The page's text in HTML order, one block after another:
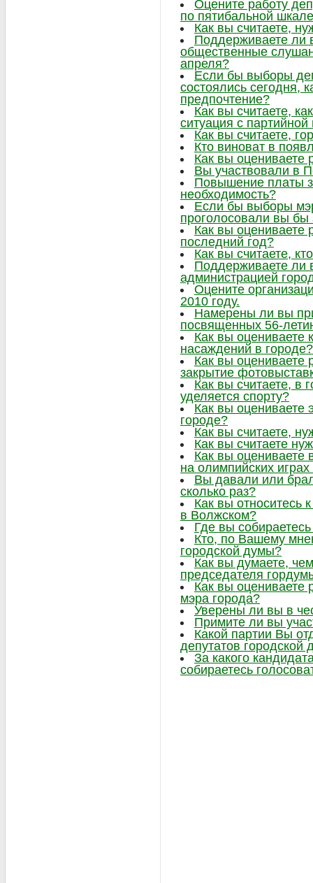
Оцените работу
по пятибальной шкале
Как вы считаете,
Поддерживаете ли
общественные
апреля?
Если бы выборы
состоялись сегодня,
предпочтение?
Как вы считаете,
ситуация с
Как вы считаете,
Кто виноват в
Как вы оцениваете
Вы участвовали в
Повышение платы
необходимость?
Если бы выборы
проголосовали вы
Как вы оцениваете
последний год?
Как вы считаете,
Поддерживаете ли
администрацией
Оцените
2010 году.
Намерены ли вы
посвященных 56-
Как вы оцениваете
насаждений в городе?
Как вы оцениваете
закрытие
Как вы считаете, в
уделяется спорту?
Как вы оцениваете
городе?
Как вы считаете,
Как вы считаете
Как вы оцениваете
на олимпийских
Вы давали или
сколько раз?
Как вы относитесь
в Волжском?
Где вы
Кто, по Вашему
городской думы?
Как вы думаете,
председателя
Как вы оцениваете
мэра города?
Уверены ли вы в
Примите ли вы
Какой партии Вы
депутатов городской
За какого
собираетесь